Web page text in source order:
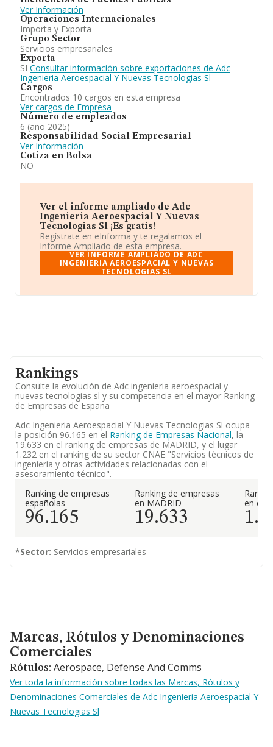
frente al 2023. Se ha posicionado mejor en el ranking
nacional (de todas las empresas presentes en el
territorio) frente al 2023.
Ver Información
Operaciones Internacionales
Importa y Exporta
Grupo Sector
Servicios empresariales
Exporta
SI Consultar información sobre exportaciones de Adc
Ingenieria Aeroespacial Y Nuevas Tecnologias Sl
Cargos
Encontrados 10 cargos en esta empresa
Ver cargos de Empresa
Número de empleados
6 (año 2025)
Responsabilidad Social Empresarial
Ver Información
Cotiza en Bolsa
NO
Ver el informe ampliado de Adc
Ingenieria Aeroespacial Y Nuevas
Tecnologias Sl ¡Es gratis!
Regístrate en eInforma y te regalamos el
Informe Ampliado de esta empresa.
VER INFORME AMPLIADO DE ADC
INGENIERIA AEROESPACIAL Y NUEVAS
TECNOLOGIAS SL
Rankings
Consulte la evolución de Adc ingenieria aeroespacial y
nuevas tecnologias sl y su competencia en el mayor Ranking
de Empresas de España
Adc Ingenieria Aeroespacial Y Nuevas Tecnologias Sl ocupa
la posición 96.165 en el Ranking de Empresas Nacional, la
19.633 en el ranking de empresas de MADRID, y el lugar
1.232 en el ranking de su sector CNAE "Servicios técnicos de
ingeniería y otras actividades relacionadas con el
asesoramiento técnico".
Ranking de empresas
españolas
96.165
Ranking de empresas
en MADRID
19.633
en el
*Sector: Servicios empresariales
Marcas, Rótulos y Denominaciones Comerciales
Marcas, Rótulos y Denominaciones
Comerciales
Rótulos: Aerospace, Defense And Comms
Ver toda la información sobre todas las Marcas, Rótulos y
Denominaciones Comerciales de Adc Ingenieria Aeroespacial Y
Nuevas Tecnologias Sl